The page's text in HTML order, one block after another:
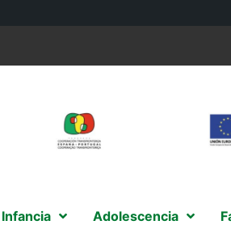
Infancia Adolescencia